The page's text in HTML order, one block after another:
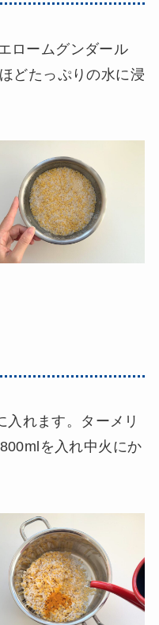
ロームグンダール
どたっぷりの水に浸
れます。ターメリ
を入れ中火にか